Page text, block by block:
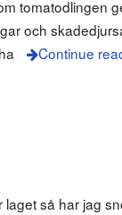
tomatodlingen
och
Continue
så har jag